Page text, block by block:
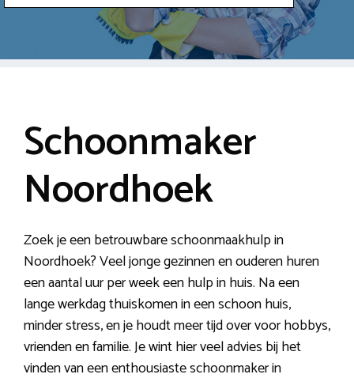
Schoonmaker
Noordhoek
Zoek je een betrouwbare schoonmaakhulp in
Noordhoek? Veel jonge gezinnen en ouderen huren
een aantal uur per week een hulp in huis. Na een
lange werkdag thuiskomen in een schoon huis,
minder stress, en je houdt meer tijd over voor hobbys,
vrienden en familie. Je wint hier veel advies bij het
vinden van een enthousiaste schoonmaker in